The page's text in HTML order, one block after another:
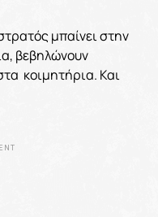
μπαίνει στην
βεβηλώνουν
κοιμητήρια. Και